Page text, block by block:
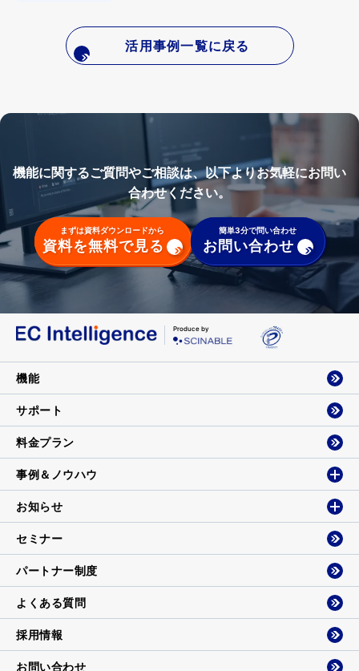
活用事例一覧に戻る
機能に関するご質問やご相談は、以下よりお気軽にお問い
合わせください。
まずは資料ダウンロードから
資料を無料で見る
簡単3分で問い合わせ
お問い合わせ
Produce by
機能
サポート
料金プラン
事例＆ノウハウ
お知らせ
セミナー
パートナー制度
よくある質問
採用情報
お問い合わせ